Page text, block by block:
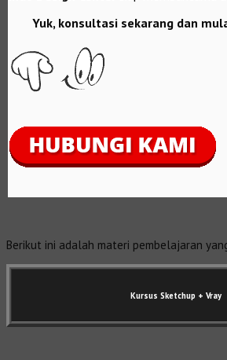
Yuk, konsultasi sekarang dan
Berikut ini adalah materi pembelajaran
Kursus Sketchup + Vray